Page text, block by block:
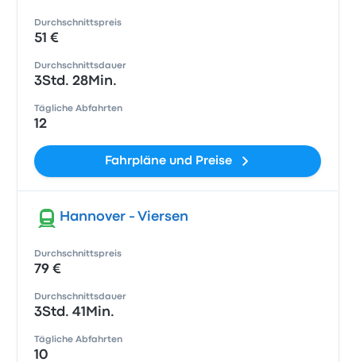
Durchschnittspreis
51 €
Durchschnittsdauer
3Std. 28Min.
Tägliche Abfahrten
12
Fahrpläne und Preise
Hannover - Viersen
Durchschnittspreis
79 €
Durchschnittsdauer
3Std. 41Min.
Tägliche Abfahrten
10